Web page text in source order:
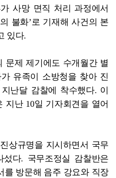
사망 면직 처리 과정에서
불화’로 기재해 사건의 본
있다.
문제 제기에도 수개월간 별
유족이 소방청을 찾아 진
난달 감찰에 착수했다. 이
지난 10일 기자회견을 열어
상규명을 지시하면서 국무
다. 국무조정실 감찰반은
를 방문해 음주 강요와 직장